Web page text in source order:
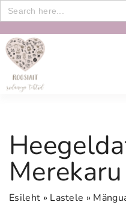
Search
for:
Merekaru
Esileht » Lastele »